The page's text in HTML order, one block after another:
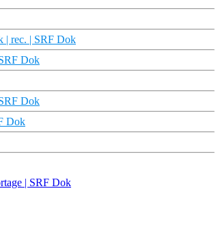
| rec. | SRF Dok
Dok
Dok
Dok
| SRF Dok